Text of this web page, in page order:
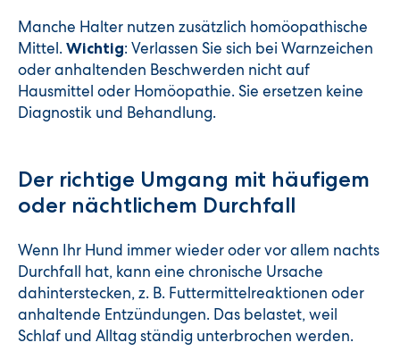
Manche Halter nutzen zusätzlich homöopathische
Mittel. Wichtig: Verlassen Sie sich bei Warnzeichen
oder anhaltenden Beschwerden nicht auf
Hausmittel oder Homöopathie. Sie ersetzen keine
Diagnostik und Behandlung.
Der richtige Umgang mit häufigem
oder nächtlichem Durchfall
Wenn Ihr Hund immer wieder oder vor allem nachts
Durchfall hat, kann eine chronische Ursache
dahinterstecken, z. B. Futtermittelreaktionen oder
anhaltende Entzündungen. Das belastet, weil
Schlaf und Alltag ständig unterbrochen werden.